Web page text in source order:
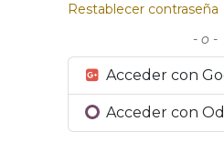
Restablecer contraseña
- o -
Acceder con
Acceder con